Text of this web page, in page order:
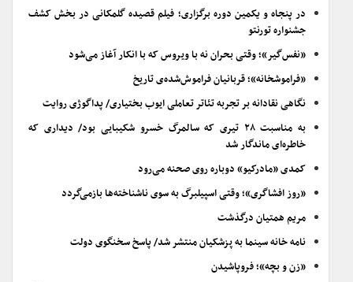
در پنجاه و یکمین دوره برگزاری؛ فیلم قصیده گلمکانی در بخش کشف
جشنواره تورنتو
«نفس‌گیر»؛ وقتی بحران نه با ویروس که با انکار آغاز می‌شود
«فراموشخانه»؛ قربانیان فراموش‌شده‌ی تاریخ
نگاهی نقادانه بر تجربه تئاتر تعاملی ایوب بختیاری/ پداگوژی روایت
به مناسبت ۲۸ تیری که سالمرگ خسرو شکیبایی بود/ دیداری که
خاطره‌ای ماندگار شد
کمدی «مادرکیو» دوباره روی صحنه می‌رود
«روز افشاگری»؛ وقتی اسپیلبرگ به سوی ناشناخته‌ها بازمی‌گردد
مریم همتیان درگذشت
نامه خانه سینما به پزشکیان منتشر شد/ پاسخ سخنگوی دولت
«زن و بچه»؛ فروپاشیدن